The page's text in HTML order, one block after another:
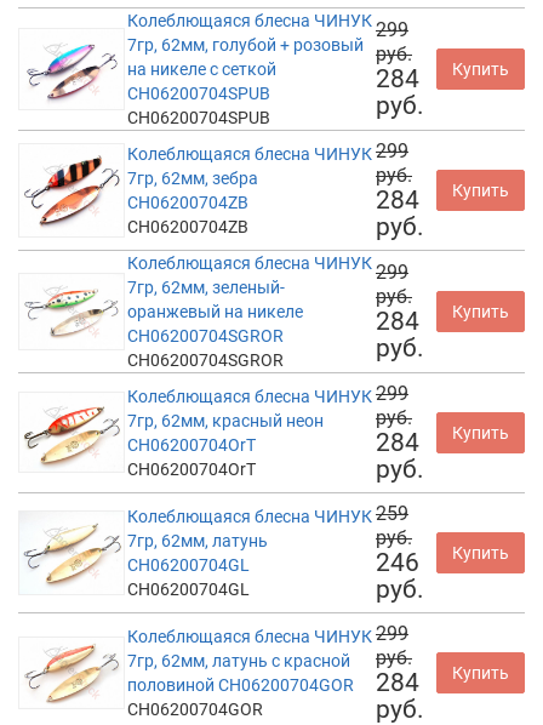
Колеблющаяся блесна ЧИНУК
7гр, 62мм, голубой + розовый
на никеле с сеткой
CH06200704SPUB
CH06200704SPUB
299
руб.
284
руб.
Купить
Колеблющаяся блесна ЧИНУК
7гр, 62мм, зебра
CH06200704ZB
CH06200704ZB
299
руб.
284
руб.
Купить
Колеблющаяся блесна ЧИНУК
7гр, 62мм, зеленый-
оранжевый на никеле
CH06200704SGROR
CH06200704SGROR
299
руб.
284
руб.
Купить
Колеблющаяся блесна ЧИНУК
7гр, 62мм, красный неон
CH06200704OrT
CH06200704OrT
299
руб.
284
руб.
Купить
Колеблющаяся блесна ЧИНУК
7гр, 62мм, латунь
CH06200704GL
CH06200704GL
259
руб.
246
руб.
Купить
Колеблющаяся блесна ЧИНУК
7гр, 62мм, латунь с красной
половиной CH06200704GOR
CH06200704GOR
299
руб.
284
руб.
Купить